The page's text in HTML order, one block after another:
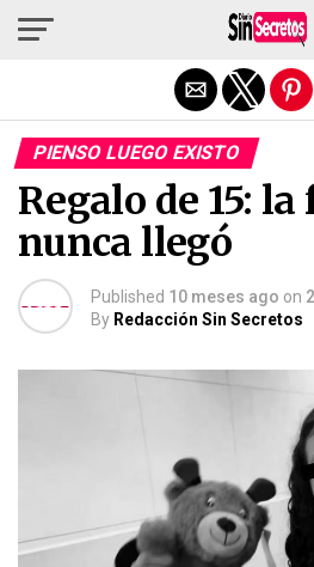
PIENSO LUEGO EXISTO
Regalo de 15:
nunca llegó
Published 10 meses ago on
By Redacción Sin Secretos
Salir de la